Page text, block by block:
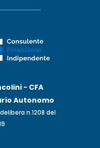
- CFA
Autonomo
n.1208 del